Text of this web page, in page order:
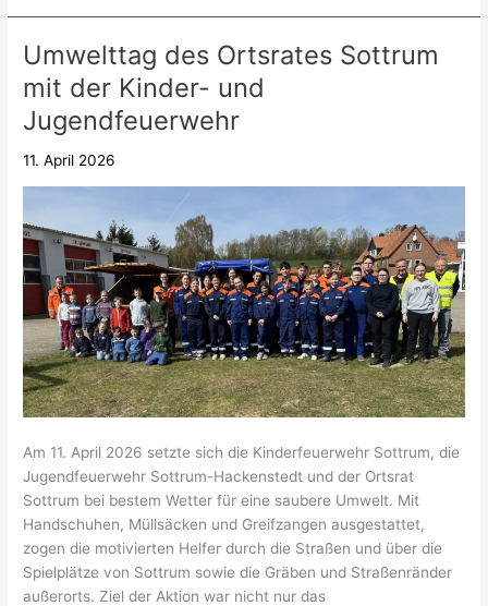
Umwelttag des Ortsrates Sottrum
mit der Kinder- und
Jugendfeuerwehr
11. April 2026
Am 11. April 2026 setzte sich die Kinderfeuerwehr Sottrum, die
Jugendfeuerwehr Sottrum-Hackenstedt und der Ortsrat
Sottrum bei bestem Wetter für eine saubere Umwelt. Mit
Handschuhen, Müllsäcken und Greifzangen ausgestattet,
zogen die motivierten Helfer durch die Straßen und über die
Spielplätze von Sottrum sowie die Gräben und Straßenränder
außerorts. Ziel der Aktion war nicht nur das
Umwelttag
Ortsrates
Sottrum
der
Jugendfeuerwehr